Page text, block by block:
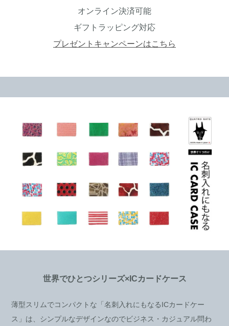
オンライン決済可能
ギフトラッピング対応
プレゼントキャンペーンはこちら
世界でひとつシリーズ×ICカードケース
薄型スリムでコンパクトな「名刺入れにもなるICカードケー
ス」は、シンプルなデザインなのでビジネス・カジュアル問わ